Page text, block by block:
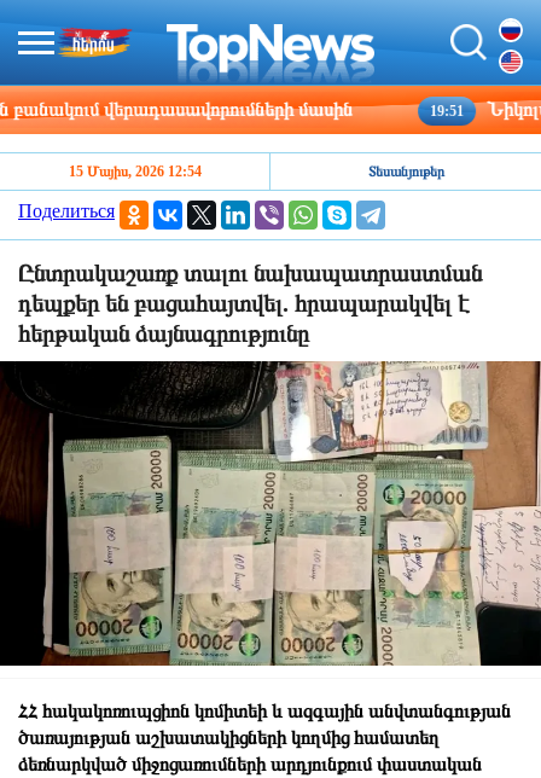
վերադասավորումների մասին 19:51 Նիկոլայ
15 Մայիս, 2026 12:54 Տեսանյութեր
Поделиться
Ընտրակաշառք տալու նախապատրաստման
դեպքեր են բացահայտվել. հրապարակվել է
հերթական ձայնագրությունը
ՀՀ հակակոռուպցիոն կոմիտեի և ազգային անվտանգության
ծառայության աշխատակիցների կողմից համատեղ
ձեռնարկված միջոցառումների արդյունքում փաստական